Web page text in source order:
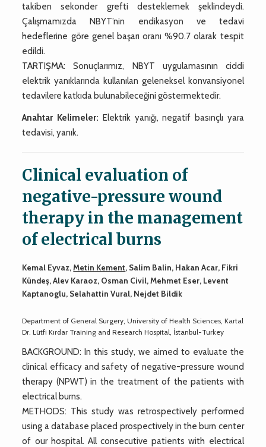
takiben sekonder grefti desteklemek şeklindeydi.
Çalışmamızda NBYT’nin endikasyon ve tedavi
hedeflerine göre genel başarı oranı %90.7 olarak tespit
edildi.
TARTIŞMA: Sonuçlarımız, NBYT uygulamasının ciddi
elektrik yanıklarında kullanılan geleneksel konvansiyonel
tedavilere katkıda bulunabileceğini göstermektedir.
Anahtar Kelimeler: Elektrik yanığı, negatif basınçlı yara
tedavisi, yanık.
Clinical evaluation of
negative-pressure wound
therapy in the management
of electrical burns
Kemal Eyvaz,Metin Kement, Salim Balin, Hakan Acar, Fikri
Kündeş, Alev Karaoz, Osman Civil, Mehmet Eser, Levent
Kaptanoglu, Selahattin Vural, Nejdet Bildik
Department of General Surgery, University of Health Sciences, Kartal
Dr. Lütfi Kırdar Training and Research Hospital, İstanbul-Turkey
BACKGROUND: In this study, we aimed to evaluate the
clinical efficacy and safety of negative-pressure wound
therapy (NPWT) in the treatment of the patients with
electrical burns.
METHODS: This study was retrospectively performed
using a database placed prospectively in the burn center
of our hospital. All consecutive patients with electrical